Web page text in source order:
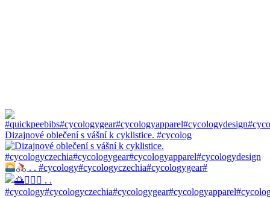
Dizajnové oblečení s vášní k cyklistice. #cycolog
. . #cycology#cycologyczechia#cycologygear#